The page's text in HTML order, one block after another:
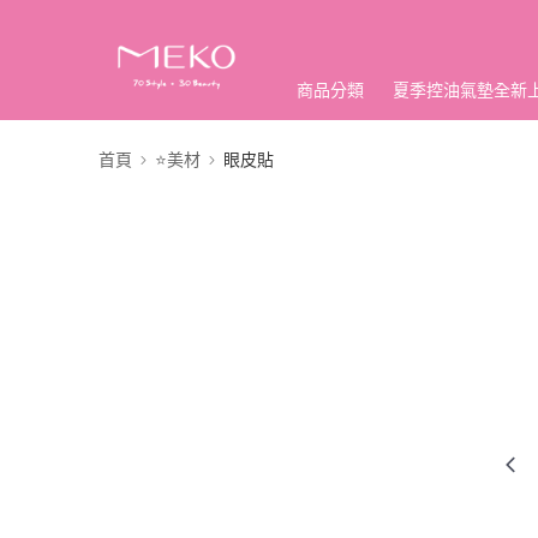
商品分類 夏季控油氣墊全新
首頁 ⭐美材 眼皮貼